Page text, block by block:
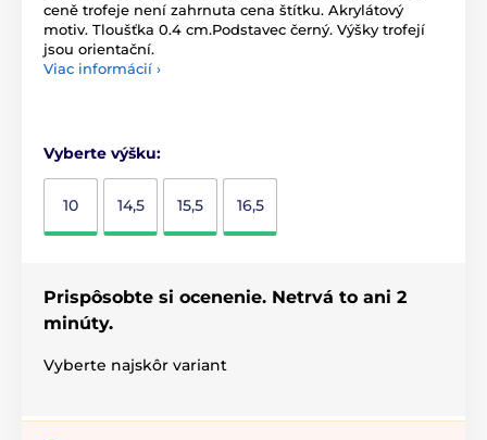
ceně trofeje není zahrnuta cena štítku. Akrylátový
motiv. Tloušťka 0.4 cm.Podstavec černý. Výšky trofejí
jsou orientační.
Viac informácií ›
Vyberte výšku:
10 14,5 15,5 16,5
Prispôsobte si ocenenie. Netrvá to ani 2
minúty.
Vyberte najskôr variant